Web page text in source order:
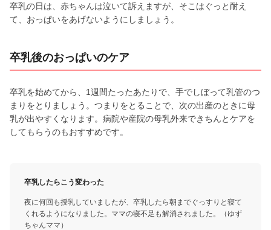
卒乳の日は、赤ちゃんは泣いて訴えますが、そこはぐっと耐え
て、おっぱいをあげないようにしましょう。
卒乳後のおっぱいのケア
卒乳を始めてから、1週間たったあたりで、手でしぼって乳管のつ
まりをとりましょう。つまりをとることで、次の出産のときに母
乳が出やすくなります。病院や産院の母乳外来できちんとケアを
してもらうのもおすすめです。
卒乳したらこう変わった
夜に何回も授乳していましたが、卒乳したら朝までぐっすりと寝て
くれるようになりました。ママの寝不足も解消されました。（ゆず
ちゃんママ）